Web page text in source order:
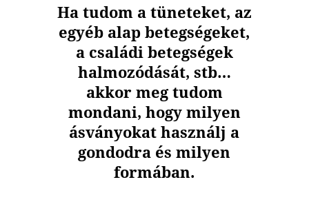
Ha tudom a tüneteket, az
egyéb alap betegségeket,
a családi betegségek
halmozódását, stb…
akkor meg tudom
mondani, hogy milyen
ásványokat használj a
gondodra és milyen
formában.